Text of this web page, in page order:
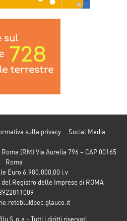
sulla privacy
Social Media
(RM) Via Aurelia 796 – CAP 00165
Roma
Euro 6.980.000,00 i.v
del Registro delle Imprese di ROMA
S.p.a - Tutti i diritti riservati.